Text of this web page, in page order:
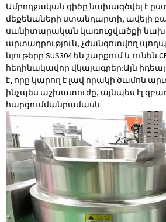
Ամբողջական գիծը նախագծվել է
մեքենաների ստանդարտի, ավելի
սանիտարական կառուցվածքի
արտադրություն, չժանգոտվող
նյութերը SUS304 են շարքում և ունեն
հեղինակավոր վկայագրեր:Այն
է, որը կարող է լավ որակի ծամոն
ինչպես աշխատուժը, այնպես էլ
հարցումմանրամասն